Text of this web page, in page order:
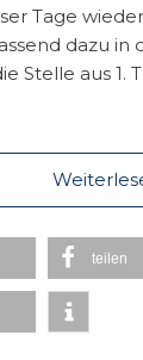
Tage
dazu in
Stelle aus 1.
teilen